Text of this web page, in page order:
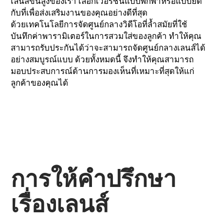
กับที่เพื่อส่งเสริมงานของคุณอย่างดีที่สุด
ด้วยเทคโนโลยีการจัดศูนย์กลางวิดีโอที่ล้ำสมัยที่ใช้
บันทึกค่าพารามิเตอร์ในการสวมใส่ของลูกค้า ทำให้คุณ
สามารถรับประกันได้ว่าจะสามารถจัดศูนย์กลางเลนส์ได้
อย่างสมบูรณ์แบบ ด้วยทั้งหมดนี้ จึงทำให้คุณสามารถ
มอบประสบการณ์ด้านการมองเห็นที่เหมาะที่สุดให้แก่
ลูกค้าของคุณได้
การให้คำปรึกษา
เรื่องเลนส์